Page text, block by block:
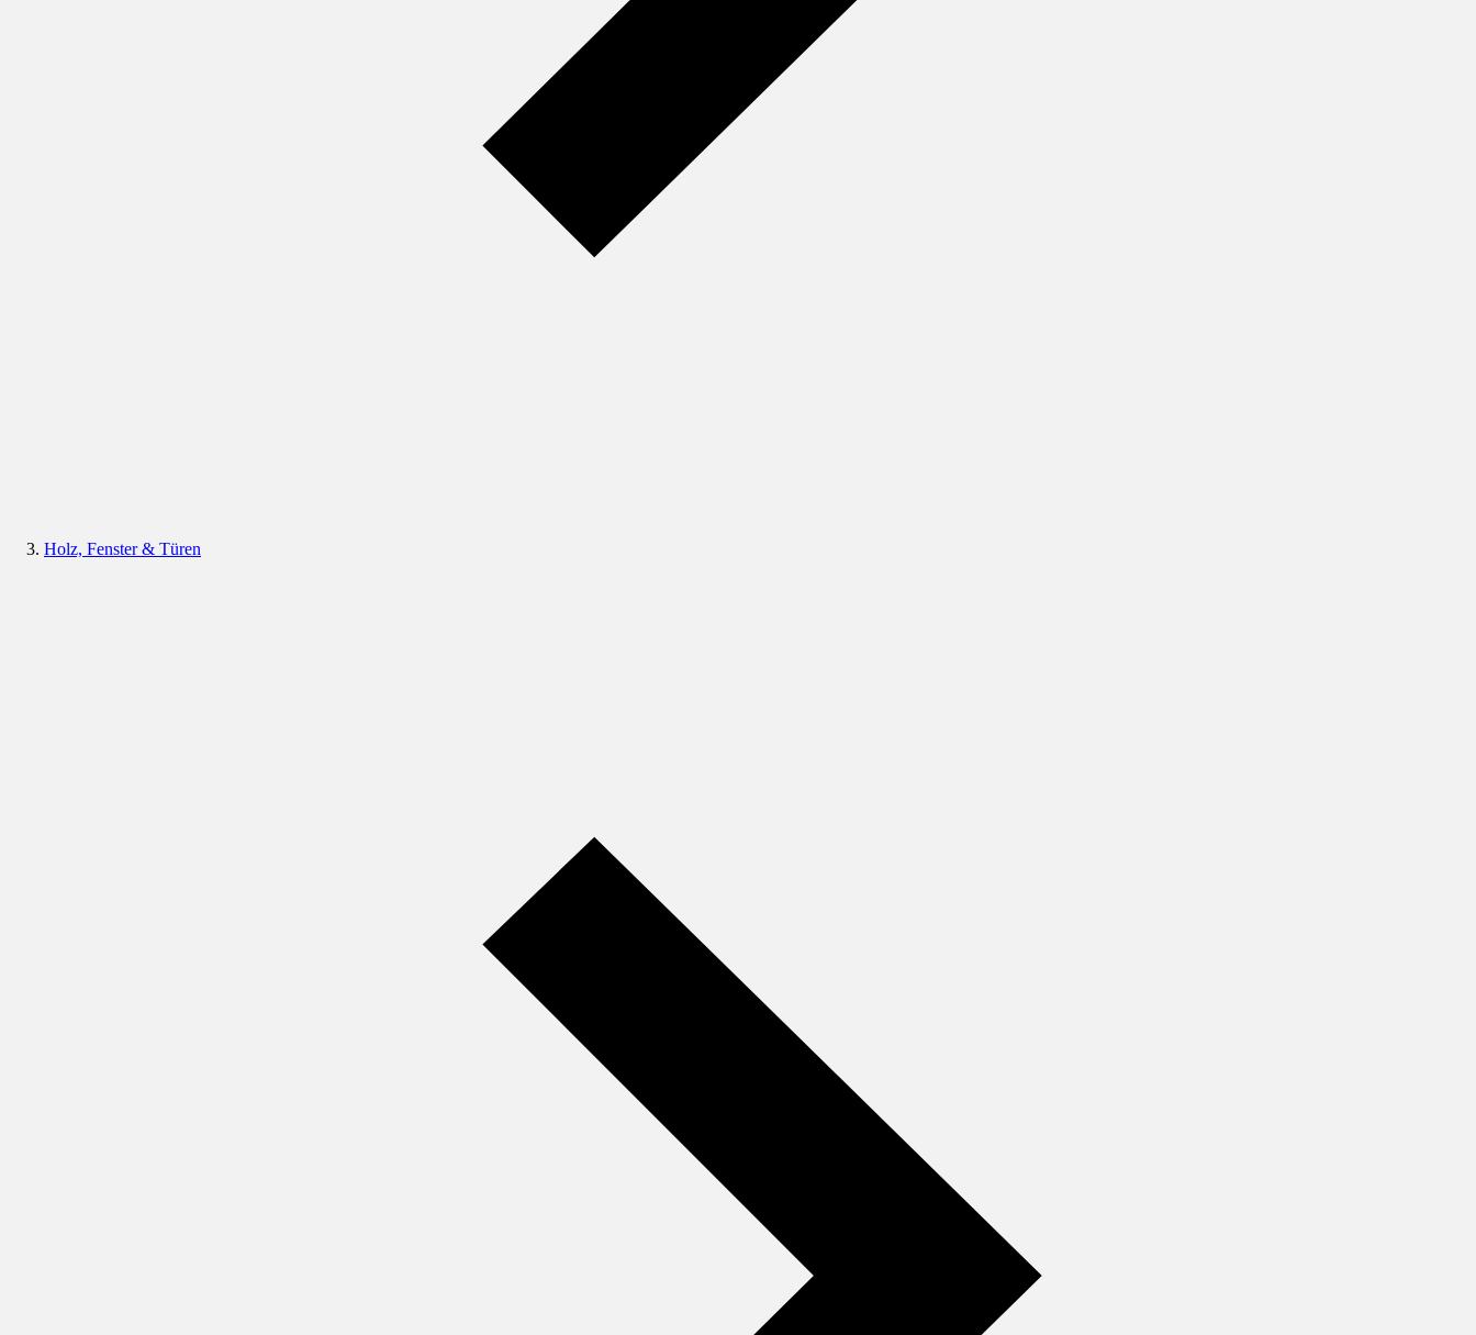
Holz, Fenster & Türen